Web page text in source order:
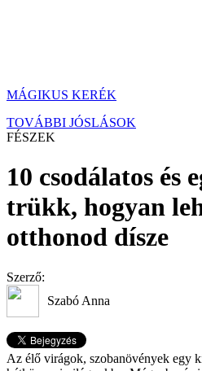
MÁGIKUS KERÉK
TOVÁBBI JÓSLÁSOK
FÉSZEK
10 csodálatos és
trükk, hogyan
otthonod dísze
Szerző:
Szabó Anna
Az élő virágok, szobanövények egy